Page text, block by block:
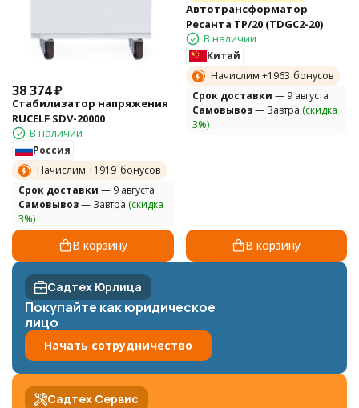
38 374₽
Стабилизатор напряжения
RUCELF SDV-20000
В наличии
Россия
Начислим +1919 бонусов
Cрок доставки — 9 августа
Самовывоз— Завтра (скидка
3%)
В корзину
Автотрансформатор
Ресанта ТР/20 (TDGC2-20)
В наличии
Китай
Начислим +1963 бонусов
Cрок доставки — 9 августа
Самовывоз— Завтра (скидка
3%)
В корзину
Садтех Юрлица
Покупайте как юридическое
лицо
Начать сотрудничество
Садтех Сервис